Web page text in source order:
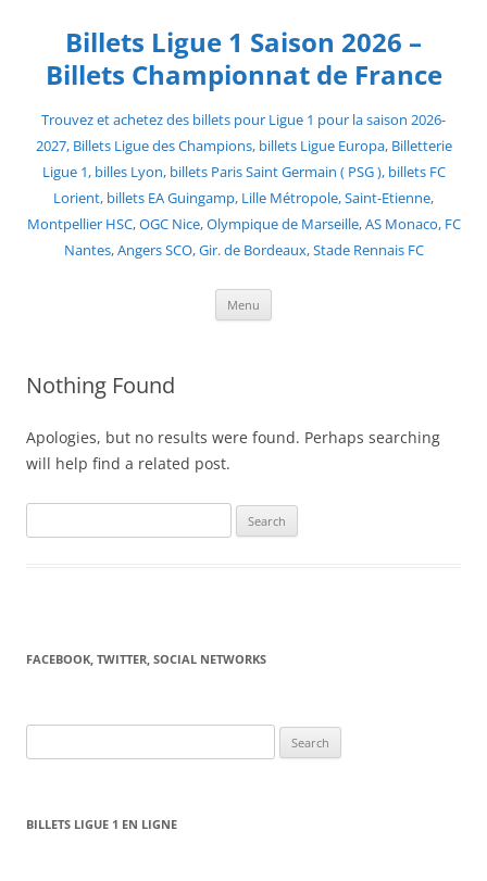
contentBillets Ligue 1 Saison 2026 –
Billets Championnat de France
Trouvez et achetez des billets pour Ligue 1 pour la saison 2026-
2027, Billets Ligue des Champions, billets Ligue Europa, Billetterie
Ligue 1, billes Lyon, billets Paris Saint Germain ( PSG ), billets FC
Lorient, billets EA Guingamp, Lille Métropole, Saint-Etienne,
Montpellier HSC, OGC Nice, Olympique de Marseille, AS Monaco, FC
Nantes, Angers SCO, Gir. de Bordeaux, Stade Rennais FC
Menu
Nothing Found
Apologies, but no results were found. Perhaps searching
will help find a related post.
for:
FACEBOOK, TWITTER, SOCIAL NETWORKS
for:
BILLETS LIGUE 1 EN LIGNE